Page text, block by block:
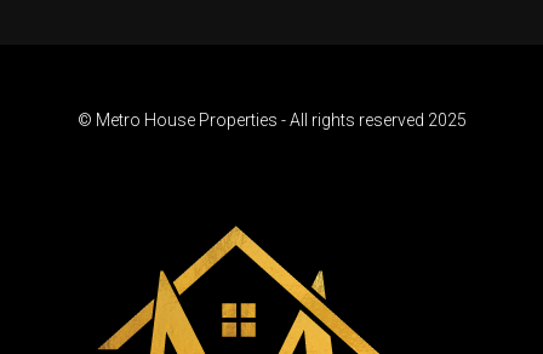
© Metro House Properties - All rights reserved 2025